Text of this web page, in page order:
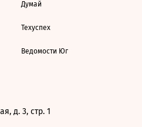
Думай
Техуспех
Ведомости Юг
д. 3, стр. 1